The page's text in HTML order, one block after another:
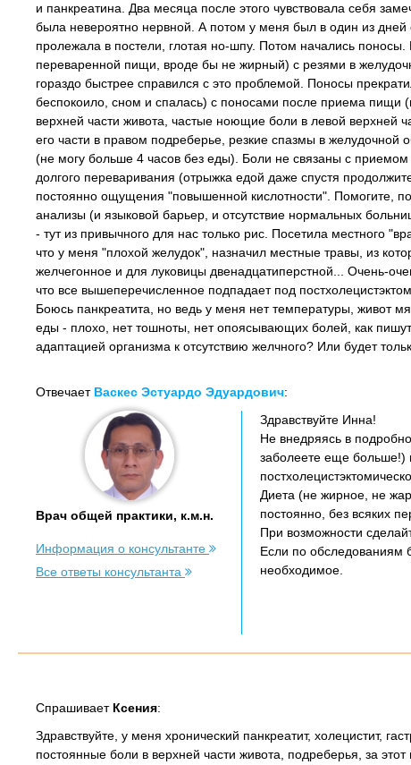
и панкреатина. Два месяца после этого чувствовала себя
была невероятно нервной. А потом у меня был в один из
пролежала в постели, глотая но-шпу. Потом начались
переваренной пищи, вроде бы не жирный) с резями в
гораздо быстрее справился с это проблемой. Поносы
беспокоило, сном и спалась) с поносами после приема пищи
верхней части живота, частые ноющие боли в левой верхней
его части в правом подреберье, резкие спазмы в
(не могу больше 4 часов без еды). Боли не связаны с
долгого переваривания (отрыжка едой даже спустя
постоянно ощущения "повышенной кислотности". Помогите,
анализы (и языковой барьер, и отсутствие нормальных
- тут из привычного для нас только рис. Посетила местного
что у меня "плохой желудок", назначил местные травы, из
желчегонное и для луковицы двенадцатиперстной... Очень-
что все вышеперечисленное подпадает под
Боюсь панкреатита, но ведь у меня нет температуры, живот
еды - плохо, нет тошноты, нет опоясывающих болей, как
адаптацией организма к отсутствию желчного? Или будет
Отвечает Васкес Эстуардо Эдуардович:
Врач общей практики, к.м.н.
Информация о консультанте
Все ответы консультанта
Здравствуйте Инна!
Не внедряясь в
заболеете еще больше!)
Диета (не жирное, не
постоянно, без всяких
При возможности
Если по обследованиям
необходимое.
Спрашивает Ксения:
Здравствуйте, у меня хронический панкреатит, холецистит,
постоянные боли в верхней части живота, подреберья, за